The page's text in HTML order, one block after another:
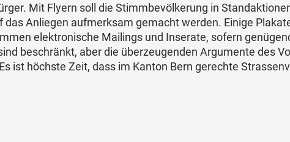
Mit Flyern soll die Stimmbevölkerung in
das Anliegen aufmerksam gemacht werden. Einige
elektronische Mailings und Inserate, sofern
beschränkt, aber die überzeugenden Argumente des
ist höchste Zeit, dass im Kanton Bern gerechte